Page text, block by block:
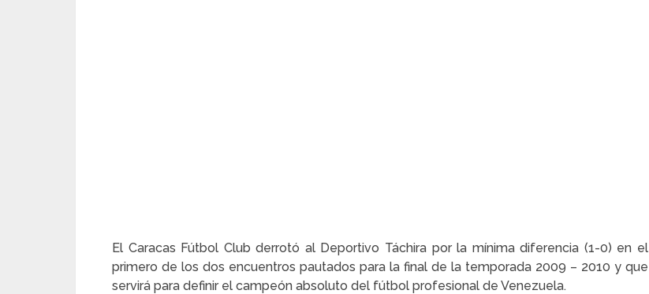
El Caracas Fútbol Club derrotó al Deportivo Táchira por la mínima diferencia (1-0) en el
primero de los dos encuentros pautados para la final de la temporada 2009 – 2010 y que
servirá para definir el campeón absoluto del fútbol profesional de Venezuela.